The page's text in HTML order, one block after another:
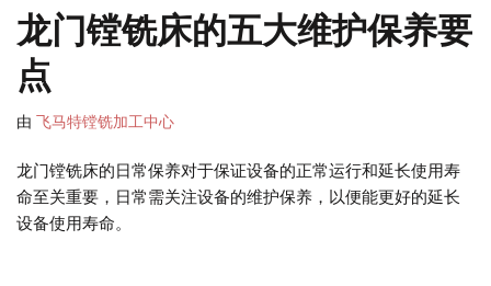
龙门镗铣床的五大维护保养要
点
由 飞马特镗铣加工中心
龙门镗铣床的日常保养对于保证设备的正常运行和延长使用寿
命至关重要，日常需关注设备的维护保养，以便能更好的延长
设备使用寿命。